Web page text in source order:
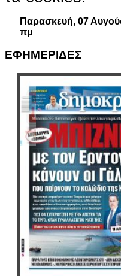
Παρασκευή, 07
πμ
ΕΦΗΜΕΡΙΔΕΣ